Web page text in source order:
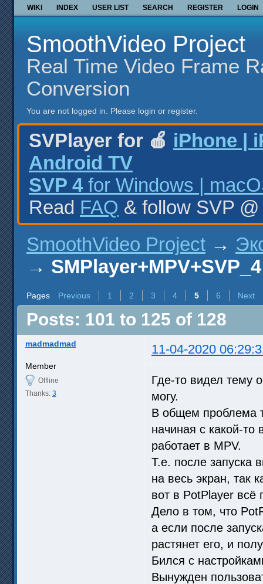
WIKI INDEX USER LIST SEARCH REGISTER LOGIN
SmoothVideo Project
Real Time Video Frame
Conversion
You are not logged in. Please login or register.
SVPlayer for 🍎 iPhone |
Android TV
SVP 4 for Windows |
Read FAQ & follow SVP
SmoothVideo Project →
→ SMPlayer+MPV+SVP_4
Pages Previous 1 2 3 4 5 6 Next
Posts: 101 to 125 of 128
madmadmad 11-04-2020
Member
Offline
Thanks: 3
Где-то видел тему
могу.
В общем проблема
начиная с какой-то
работает в MPV.
Т.е. после запуска
на весь экран, так
вот в PotPlayer всё
Дело в том, что
а если после
растянет его, и
Бился с
Вынужден